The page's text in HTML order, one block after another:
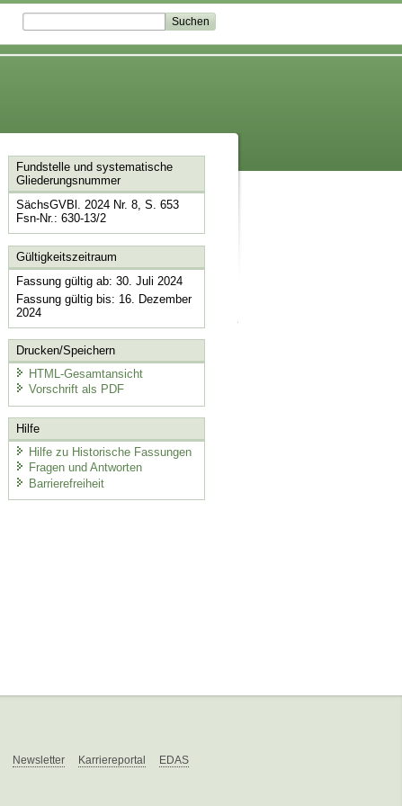
Fundstelle und systematische
Gliederungsnummer
SächsGVBl. 2024 Nr. 8, S. 653
Fsn-Nr.: 630-13/2
Gültigkeitszeitraum
Fassung gültig ab: 30. Juli 2024
Fassung gültig bis: 16. Dezember
2024
Drucken/Speichern
HTML-Gesamtansicht
Vorschrift als PDF
Hilfe
Hilfe zu Historische Fassungen
Fragen und Antworten
Barrierefreiheit
Newsletter Karriereportal EDAS